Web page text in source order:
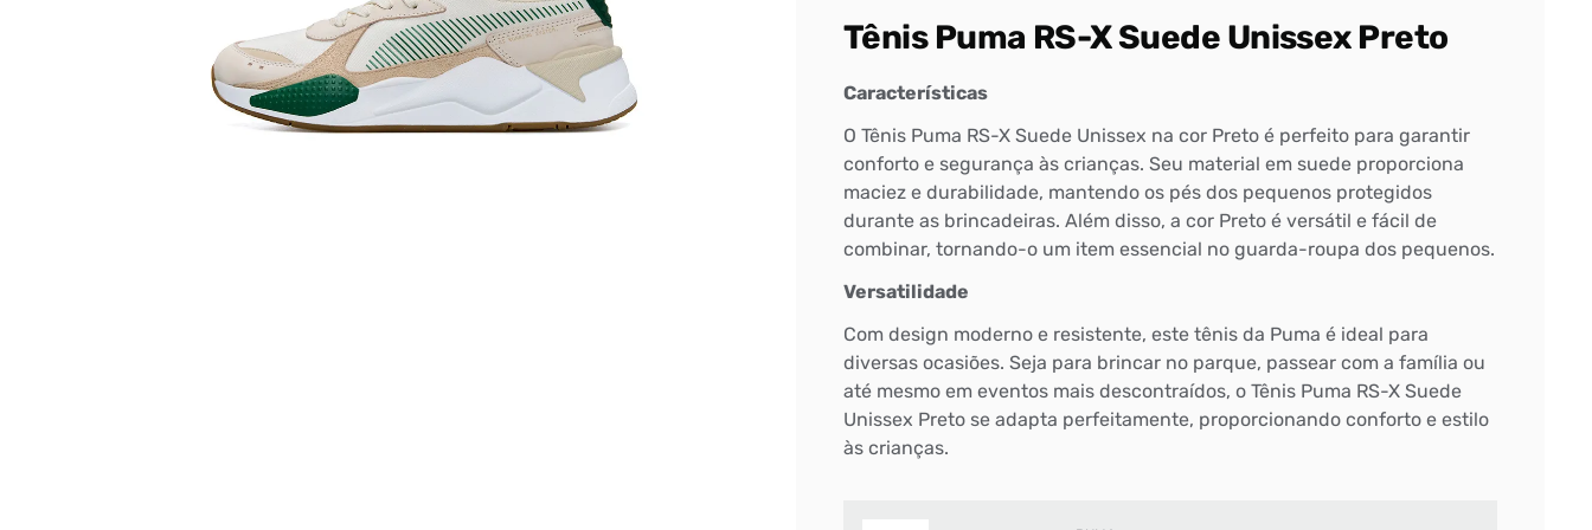
Tênis Puma RS-X Suede Unissex Preto
Características
O Tênis Puma RS-X Suede Unissex na cor Preto é perfeito para garantir
conforto e segurança às crianças. Seu material em suede proporciona
maciez e durabilidade, mantendo os pés dos pequenos protegidos
durante as brincadeiras. Além disso, a cor Preto é versátil e fácil de
combinar, tornando-o um item essencial no guarda-roupa dos pequenos.
Versatilidade
Com design moderno e resistente, este tênis da Puma é ideal para
diversas ocasiões. Seja para brincar no parque, passear com a família ou
até mesmo em eventos mais descontraídos, o Tênis Puma RS-X Suede
Unissex Preto se adapta perfeitamente, proporcionando conforto e estilo
às crianças.